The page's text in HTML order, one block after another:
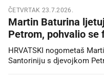
ČETVRTAK 23.7.2026.
Martin Baturina
Petrom, pohvalio se
HRVATSKI nogometaš
Santoriniju s djevojkom